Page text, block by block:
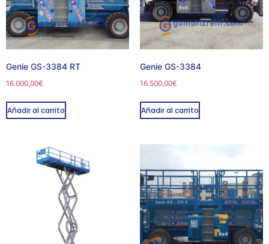
Genie GS-3384 RT
16.000,00€
Añadir al carrito
Genie GS-3384
16.500,00€
Añadir al carrito